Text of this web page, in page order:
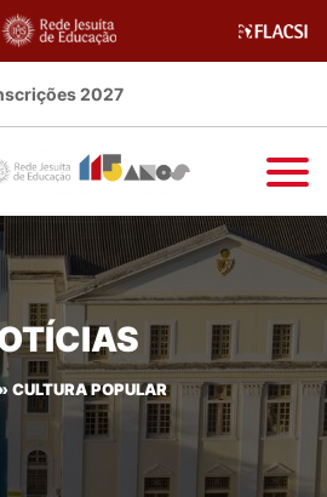
2027
CULTURA POPULAR